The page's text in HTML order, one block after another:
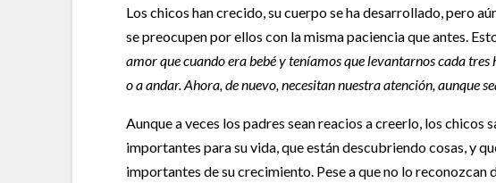
Los chicos han crecido, su cuerpo se ha desarrollado, pero
se preocupen por ellos con la misma paciencia que antes.
amor que cuando era bebé y teníamos que levantarnos cada
o a andar. Ahora, de nuevo, necesitan nuestra atención, aunque
Aunque a veces los padres sean reacios a creerlo, los chicos
importantes para su vida, que están descubriendo cosas, y
importantes de su crecimiento. Pese a que no lo reconozcan